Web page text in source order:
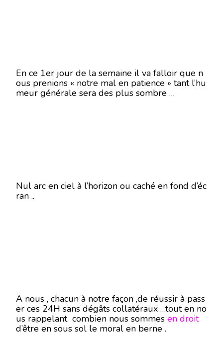
En ce 1er jour de la semaine il va falloir que n
ous prenions « notre mal en patience » tant l’hu
meur générale sera des plus sombre …
Nul arc en ciel à l’horizon ou caché en fond d’éc
ran ..
A nous , chacun à notre façon ,de réussir à pass
er ces 24H sans dégâts collatéraux …tout en no
us rappelant combien nous sommes en droit
d’être en sous sol le moral en berne .